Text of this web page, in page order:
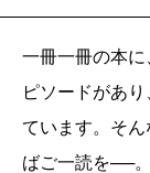
一冊一冊の本
ピソードがあ
ています。そ
ばご一読を──。